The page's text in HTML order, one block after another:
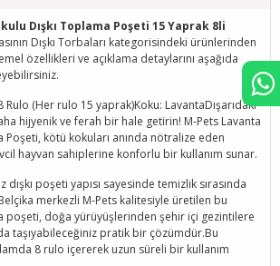
Dışkı Toplama Poşeti 15 Yaprak 8li
Dışkı Torbaları kategorisindeki ürünlerinden
özellikleri ve açıklama detaylarını aşağıda
Rulo (Her rulo 15 yaprak)Koku: LavantaDışarıdaki
hijyenik ve ferah bir hale getirin! M-Pets Lavanta
Poşeti, kötü kokuları anında nötralize eden
hayvan sahiplerine konforlu bir kullanım sunar.
dışkı poşeti yapısı sayesinde temizlik sırasında
merkezli M-Pets kalitesiyle üretilen bu
poşeti, doğa yürüyüşlerinden şehir içi gezintilere
taşıyabileceğiniz pratik bir çözümdür.Bu
8 rulo içererek uzun süreli bir kullanım